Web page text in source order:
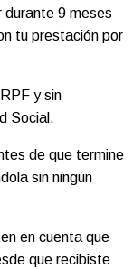
9 meses
tu prestación por
y sin
Social.
de que termine
sin ningún
en cuenta que
que recibiste